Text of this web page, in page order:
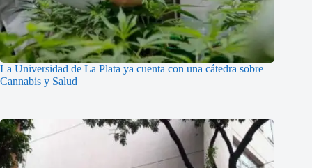
La Universidad de La Plata ya cuenta con una cátedra sobre
Cannabis y Salud